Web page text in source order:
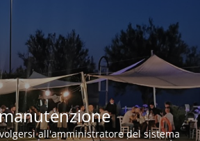
all'amministratore del sistema